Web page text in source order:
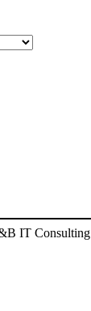
IT Consulting